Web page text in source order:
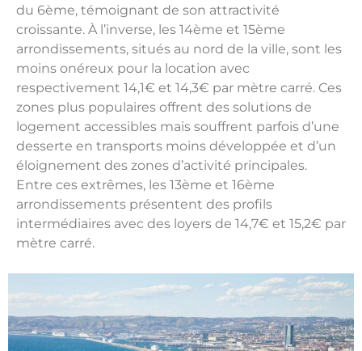
du 6ème, témoignant de son attractivité
croissante. À l’inverse, les 14ème et 15ème
arrondissements, situés au nord de la ville, sont les
moins onéreux pour la location avec
respectivement 14,1€ et 14,3€ par mètre carré. Ces
zones plus populaires offrent des solutions de
logement accessibles mais souffrent parfois d’une
desserte en transports moins développée et d’un
éloignement des zones d’activité principales.
Entre ces extrêmes, les 13ème et 16ème
arrondissements présentent des profils
intermédiaires avec des loyers de 14,7€ et 15,2€ par
mètre carré.